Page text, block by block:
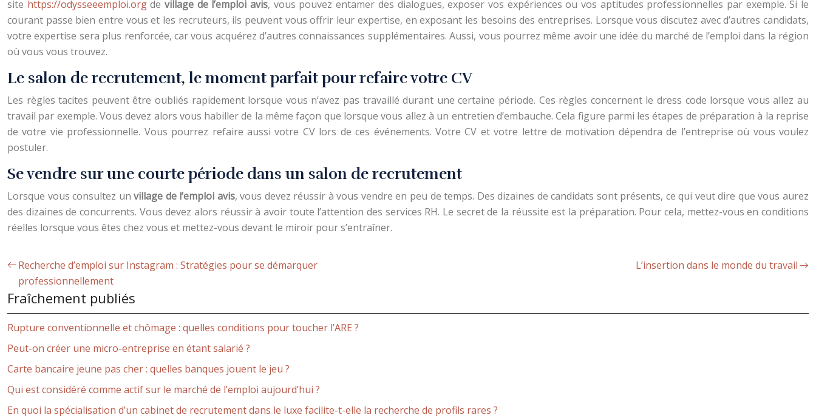
site https://odysseeemploi.orgdevillage de l’emploi avis, vous pouvez entamer des dialogues, exposer vos expériences ou vos aptitudes professionnelles par exemple. Si le
courant passe bien entre vous et les recruteurs, ils peuvent vous offrir leur expertise, en exposant les besoins des entreprises. Lorsque vous discutez avec d’autres candidats,
votre expertise sera plus renforcée, car vous acquérez d’autres connaissances supplémentaires. Aussi, vous pourrez même avoir une idée du marché de l’emploi dans la région
où vous vous trouvez.
Le salon de recrutement, le moment parfait pour refaire votre CV
Les règles tacites peuvent être oubliés rapidement lorsque vous n’avez pas travaillé durant une certaine période. Ces règles concernent le dress code lorsque vous allez au
travail par exemple. Vous devez alors vous habiller de la même façon que lorsque vous allez à un entretien d’embauche. Cela figure parmi les étapes de préparation à la reprise
de votre vie professionnelle. Vous pourrez refaire aussi votre CV lors de ces événements. Votre CV et votre lettre de motivation dépendra de l’entreprise où vous voulez
postuler.
Se vendre sur une courte période dans un salon de recrutement
Lorsque vous consultez unvillage de l’emploi avis, vous devez réussir à vous vendre en peu de temps. Des dizaines de candidats sont présents, ce qui veut dire que vous aurez
des dizaines de concurrents. Vous devez alors réussir à avoir toute l’attention des services RH. Le secret de la réussite est la préparation. Pour cela, mettez-vous en conditions
réelles lorsque vous êtes chez vous et mettez-vous devant le miroir pour s’entraîner.
Recherche d’emploi sur Instagram : Stratégies pour se démarquer
professionnellement
L’insertion dans le monde du travail
Fraîchement publiés
Rupture conventionnelle et chômage : quelles conditions pour toucher l’ARE ?
Peut-on créer une micro-entreprise en étant salarié ?
Carte bancaire jeune pas cher : quelles banques jouent le jeu ?
Qui est considéré comme actif sur le marché de l’emploi aujourd’hui ?
En quoi la spécialisation d’un cabinet de recrutement dans le luxe facilite-t-elle la recherche de profils rares ?